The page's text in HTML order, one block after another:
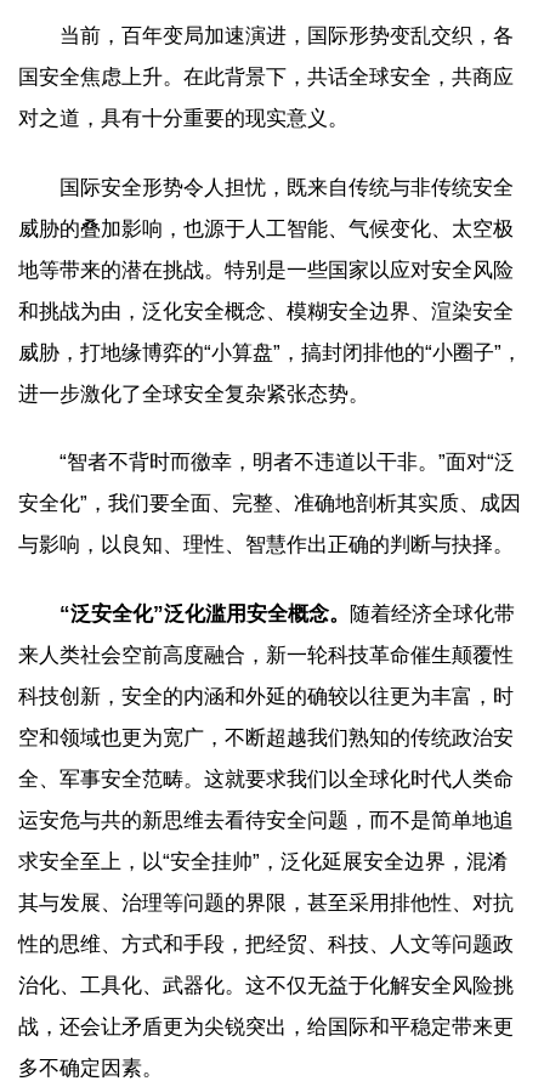
当前，百年变局加速演进，国际形势变乱交织，各
国安全焦虑上升。在此背景下，共话全球安全，共商应
对之道，具有十分重要的现实意义。
国际安全形势令人担忧，既来自传统与非传统安全
威胁的叠加影响，也源于人工智能、气候变化、太空极
地等带来的潜在挑战。特别是一些国家以应对安全风险
和挑战为由，泛化安全概念、模糊安全边界、渲染安全
威胁，打地缘博弈的“小算盘”，搞封闭排他的“小圈子”，
进一步激化了全球安全复杂紧张态势。
“智者不背时而徼幸，明者不违道以干非。”面对“泛
安全化”，我们要全面、完整、准确地剖析其实质、成因
与影响，以良知、理性、智慧作出正确的判断与抉择。
“泛安全化”泛化滥用安全概念。
随着经济全球化带
来人类社会空前高度融合，新一轮科技革命催生颠覆性
科技创新，安全的内涵和外延的确较以往更为丰富，时
空和领域也更为宽广，不断超越我们熟知的传统政治安
全、军事安全范畴。这就要求我们以全球化时代人类命
运安危与共的新思维去看待安全问题，而不是简单地追
求安全至上，以“安全挂帅”，泛化延展安全边界，混淆
其与发展、治理等问题的界限，甚至采用排他性、对抗
性的思维、方式和手段，把经贸、科技、人文等问题政
治化、工具化、武器化。这不仅无益于化解安全风险挑
战，还会让矛盾更为尖锐突出，给国际和平稳定带来更
多不确定因素。